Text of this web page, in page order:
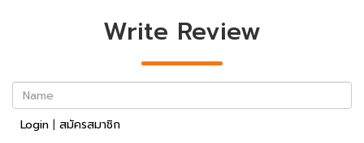
Write Review
Name
Login | สมัครสมาชิก